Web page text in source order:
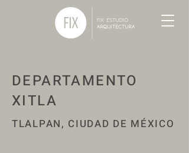
DEPARTAMENTO
XITLA
TLALPAN, CIUDAD DE MÉXICO